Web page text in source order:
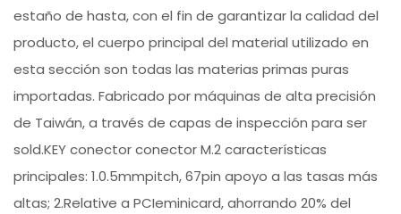
estaño de hasta, con el fin de garantizar la calidad del
producto, el cuerpo principal del material utilizado en
esta sección son todas las materias primas puras
importadas. Fabricado por máquinas de alta precisión
de Taiwán, a través de capas de inspección para ser
sold.KEY conector conector M.2 características
principales: 1.0.5mmpitch, 67pin apoyo a las tasas más
altas; 2.Relative a PCIeminicard, ahorrando 20% del